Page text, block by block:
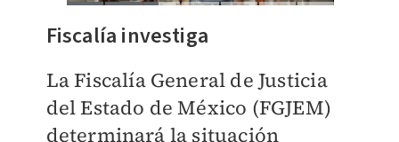
Fiscalía investiga
La Fiscalía General de Justicia
del Estado de México (FGJEM)
determinará la situación